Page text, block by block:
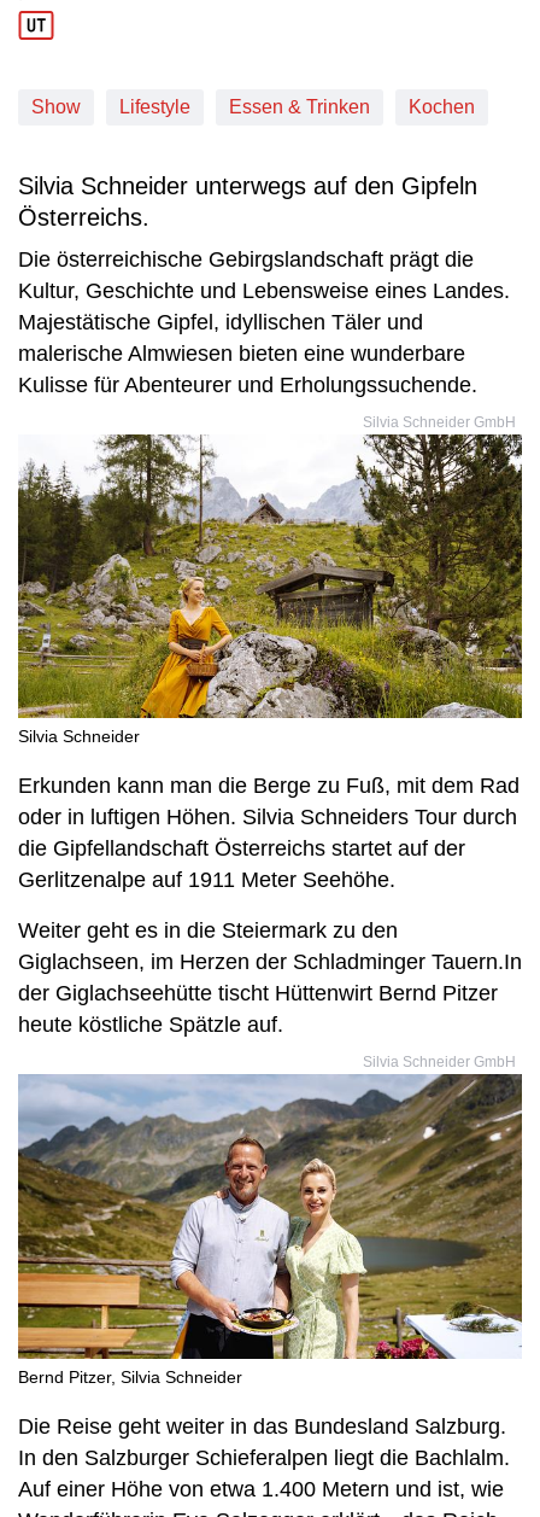
Show Lifestyle Essen & Trinken Kochen
Silvia Schneider unterwegs auf den Gipfeln
Österreichs.
Die österreichische Gebirgslandschaft prägt die
Kultur, Geschichte und Lebensweise eines Landes.
Majestätische Gipfel, idyllischen Täler und
malerische Almwiesen bieten eine wunderbare
Kulisse für Abenteurer und Erholungssuchende.
Silvia Schneider GmbH
Silvia Schneider
Erkunden kann man die Berge zu Fuß, mit dem Rad
oder in luftigen Höhen. Silvia Schneiders Tour durch
die Gipfellandschaft Österreichs startet auf der
Gerlitzenalpe auf 1911 Meter Seehöhe.
Weiter geht es in die Steiermark zu den
Giglachseen, im Herzen der Schladminger Tauern.In
der Giglachseehütte tischt Hüttenwirt Bernd Pitzer
heute köstliche Spätzle auf.
Silvia Schneider GmbH
Bernd Pitzer, Silvia Schneider
Die Reise geht weiter in das Bundesland Salzburg.
In den Salzburger Schieferalpen liegt die Bachlalm.
Auf einer Höhe von etwa 1.400 Metern und ist, wie